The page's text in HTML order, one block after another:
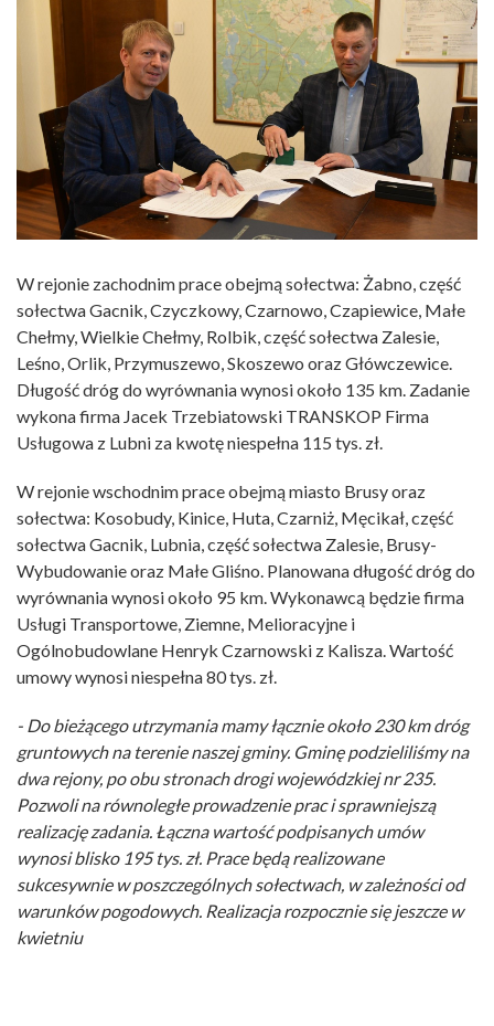
W rejonie zachodnim prace obejmą sołectwa: Żabno, część
sołectwa Gacnik, Czyczkowy, Czarnowo, Czapiewice, Małe
Chełmy, Wielkie Chełmy, Rolbik, część sołectwa Zalesie,
Leśno, Orlik, Przymuszewo, Skoszewo oraz Główczewice.
Długość dróg do wyrównania wynosi około 135 km. Zadanie
wykona firma Jacek Trzebiatowski TRANSKOP Firma
Usługowa z Lubni za kwotę niespełna 115 tys. zł.
W rejonie wschodnim prace obejmą miasto Brusy oraz
sołectwa: Kosobudy, Kinice, Huta, Czarniż, Męcikał, część
sołectwa Gacnik, Lubnia, część sołectwa Zalesie, Brusy-
Wybudowanie oraz Małe Gliśno. Planowana długość dróg do
wyrównania wynosi około 95 km. Wykonawcą będzie firma
Usługi Transportowe, Ziemne, Melioracyjne i
Ogólnobudowlane Henryk Czarnowski z Kalisza. Wartość
umowy wynosi niespełna 80 tys. zł.
- Do bieżącego utrzymania mamy łącznie około 230 km dróg
gruntowych na terenie naszej gminy. Gminę podzieliliśmy na
dwa rejony, po obu stronach drogi wojewódzkiej nr 235.
Pozwoli na równoległe prowadzenie prac i sprawniejszą
realizację zadania. Łączna wartość podpisanych umów
wynosi blisko 195 tys. zł. Prace będą realizowane
sukcesywnie w poszczególnych sołectwach, w zależności od
warunków pogodowych. Realizacja rozpocznie się jeszcze w
kwietniu